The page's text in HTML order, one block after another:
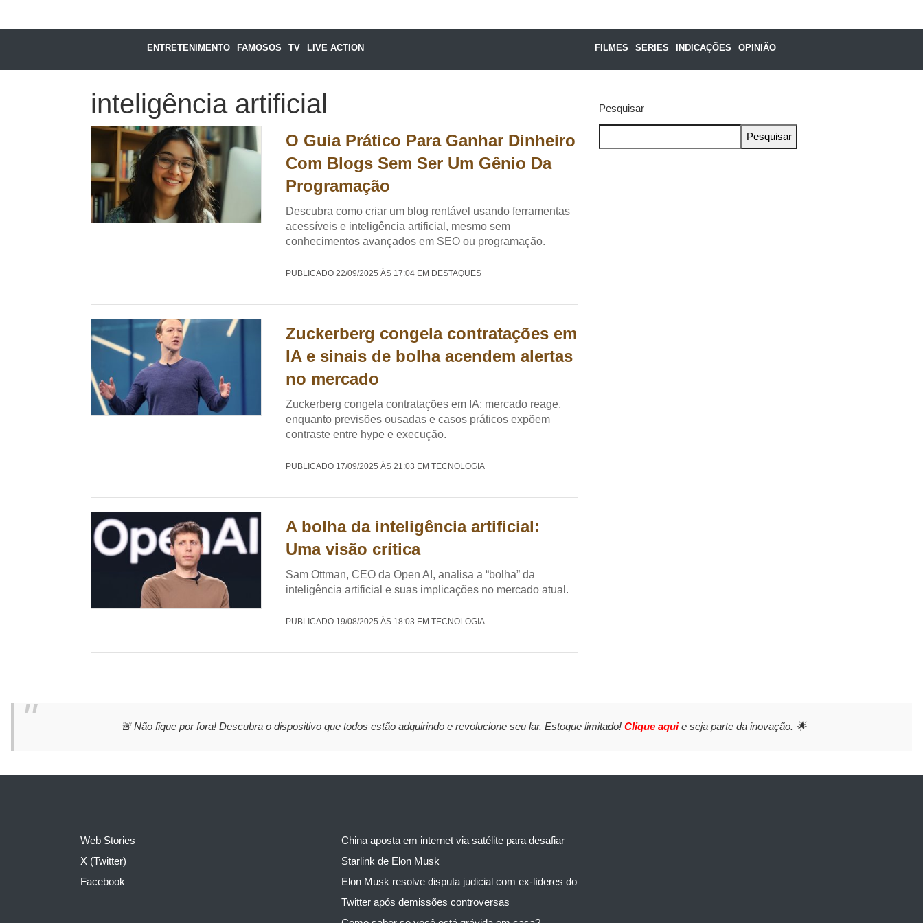
ENTRETENIMENTO FAMOSOS TV LIVE ACTION FILMES SERIES INDICAÇÕES OPINIÃO
inteligência artificial
O Guia Prático Para Ganhar Dinheiro
Com Blogs Sem Ser Um Gênio Da
Programação
Descubra como criar um blog rentável usando ferramentas
acessíveis e inteligência artificial, mesmo sem
conhecimentos avançados em SEO ou programação.
PUBLICADO 22/09/2025 ÀS 17:04 EM DESTAQUES
Zuckerberg congela contratações em
IA e sinais de bolha acendem alertas
no mercado
Zuckerberg congela contratações em IA; mercado reage,
enquanto previsões ousadas e casos práticos expõem
contraste entre hype e execução.
PUBLICADO 17/09/2025 ÀS 21:03 EM TECNOLOGIA
A bolha da inteligência artificial:
Uma visão crítica
Sam Ottman, CEO da Open AI, analisa a “bolha” da
inteligência artificial e suas implicações no mercado atual.
PUBLICADO 19/08/2025 ÀS 18:03 EM TECNOLOGIA
Pesquisar
Pesquisar
🚨 Não fique por fora! Descubra o dispositivo que todos estão adquirindo e revolucione seu lar. Estoque limitado! Clique aquie seja parte da inovação. 🌟
Web Stories
X (Twitter)
Facebook
China aposta em internet via satélite para desafiar
Starlink de Elon Musk
Elon Musk resolve disputa judicial com ex-líderes do
Twitter após demissões controversas